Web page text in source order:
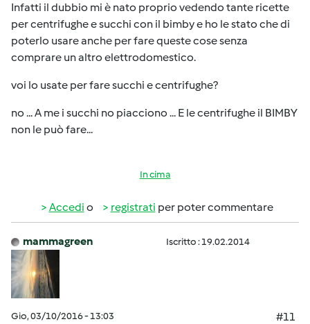
Infatti il dubbio mi è nato proprio vedendo tante ricette
per centrifughe e succhi con il bimby e ho le stato che di
poterlo usare anche per fare queste cose senza
comprare un altro elettrodomestico.
voi lo usate per fare succhi e centrifughe?
no ... A me i succhi no piacciono ... E le centrifughe il BIMBY
non le può fare...
In cima
Accedi o registrati per poter commentare
mammagreen Iscritto : 19.02.2014
Gio, 03/10/2016 - 13:03
#11